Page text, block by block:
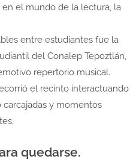
el mundo de la lectura, la
entre estudiantes fue la
del Conalep Tepoztlán,
repertorio musical.
el recinto interactuando
y momentos
quedarse.